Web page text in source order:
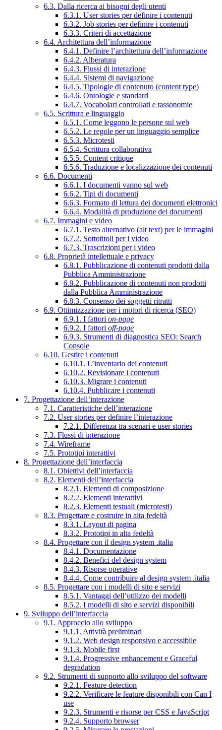
6.3. Dalla ricerca ai bisogni degli utenti
6.3.1. User stories per definire i contenuti
6.3.2. Job stories per definire i contenuti
6.3.3. Criteri di accettazione
6.4. Architettura dell’informazione
6.4.1. Definire l’architettura dell’informazione
6.4.2. Alberatura
6.4.3. Flussi di interazione
6.4.4. Sistemi di navigazione
6.4.5. Tipologie di contenuto (content type)
6.4.6. Ontologie e standard
6.4.7. Vocabolari controllati e tassonomie
6.5. Scrittura e linguaggio
6.5.1. Come leggono le persone sul web
6.5.2. Le regole per un linguaggio semplice
6.5.3. Microtesti
6.5.4. Scrittura collaborativa
6.5.5. Content critique
6.5.6. Traduzione e localizzazione dei contenuti
6.6. Documenti
6.6.1. I documenti vanno sul web
6.6.2. Tipi di documenti
6.6.3. Formato di lettura dei documenti elettronici
6.6.4. Modalità di produzione dei documenti
6.7. Immagini e video
6.7.1. Testo alternativo (alt text) per le immagini
6.7.2. Sottotitoli per i video
6.7.3. Trascrizioni per i video
6.8. Proprietà intellettuale e privacy
6.8.1. Pubblicazione di contenuti prodotti dalla
Pubblica Amministrazione
6.8.2. Pubblicazione di contenuti non prodotti
dalla Pubblica Amministrazione
6.8.3. Consenso dei soggetti ritratti
6.9. Ottimizzazione per i motori di ricerca (SEO)
6.9.1. I fattori on-page
6.9.2. I fattori off-page
6.9.3. Strumenti di diagnostica SEO: Search
Console
6.10. Gestire i contenuti
6.10.1. L’inventario dei contenuti
6.10.2. Revisionare i contenuti
6.10.3. Migrare i contenuti
6.10.4. Pubblicare i contenuti
7. Progettazione dell’interazione
7.1. Caratteristiche dell’interazione
7.2. User stories per definire l’interazione
7.2.1. Differenza tra scenari e user stories
7.3. Flussi di interazione
7.4. Wireframe
7.5. Prototipi interattivi
8. Progettazione dell’interfaccia
8.1. Obiettivi dell’interfaccia
8.2. Elementi dell’interfaccia
8.2.1. Elementi di composizione
8.2.2. Elementi interattivi
8.2.3. Elementi testuali (microtesti)
8.3. Progettare e costruire in alta fedeltà
8.3.1. Layout di pagina
8.3.2. Prototipi in alta fedeltà
8.4. Progettare con il design system .italia
8.4.1. Documentazione
8.4.2. Benefici del design system
8.4.3. Risorse operative
8.4.4. Come contribuire al design system .italia
8.5. Progettare con i modelli di sito e servizi
8.5.1. Vantaggi dell’utilizzo dei modelli
8.5.2. I modelli di sito e servizi disponibili
9. Sviluppo dell’interfaccia
9.1. Approccio allo sviluppo
9.1.1. Attività preliminari
9.1.2. Web design responsivo e accessibile
9.1.3. Mobile first
9.1.4. Progressive enhancement e Graceful
degradation
9.2. Strumenti di supporto allo sviluppo del software
9.2.1. Feature detection
9.2.2. Verificare le feature disponibili con Can I
use
9.2.3. Strumenti e risorse per CSS e JavaScript
9.2.4. Supporto browser